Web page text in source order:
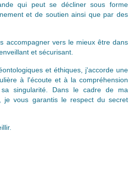
qui peut se décliner sous forme
et de soutien ainsi que par des
accompagner vers le mieux être dans
et sécurisant.
et éthiques, j'accorde une
à l'écoute et à la compréhension
singularité. Dans le cadre de ma
je vous garantis le respect du secret